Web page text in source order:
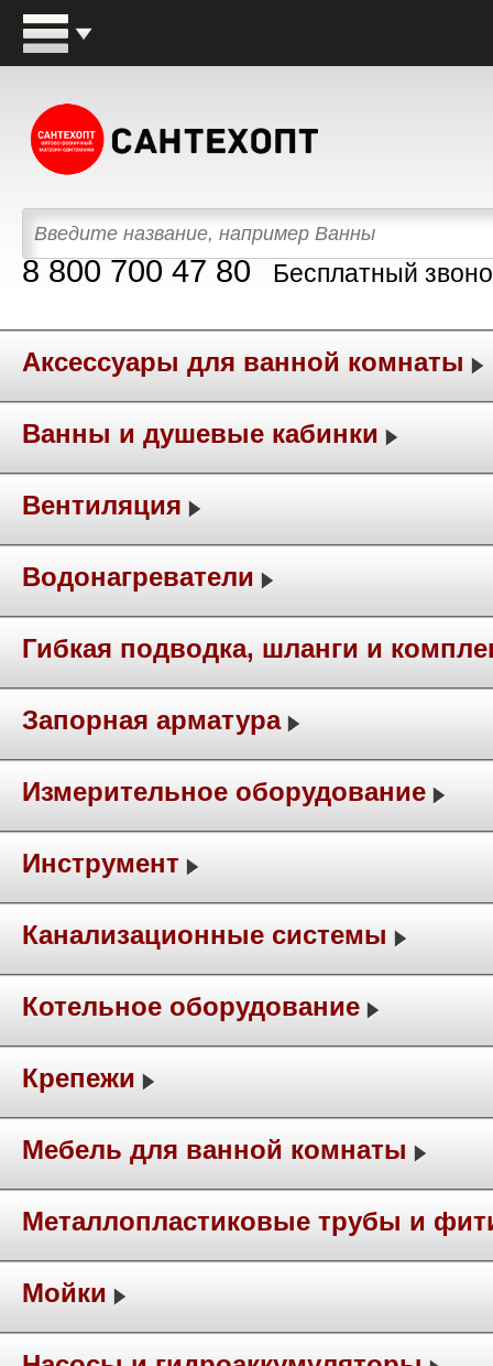
8 800 700 47 80 Бесплатный
Аксессуары для ванной комнаты
Ванны и душевые кабинки
Вентиляция
Водонагреватели
Гибкая подводка, шланги и
Запорная арматура
Измерительное оборудование
Инструмент
Канализационные системы
Котельное оборудование
Крепежи
Мебель для ванной комнаты
Металлопластиковые трубы и
Мойки